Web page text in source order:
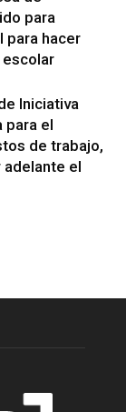
para
para hacer
Iniciativa
para el
de trabajo,
adelante el